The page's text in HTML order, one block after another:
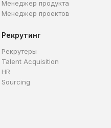
Менеджер продукта
Менеджер проектов
Рекрутинг
Рекрутеры
Talent Acquisition
HR
Sourcing